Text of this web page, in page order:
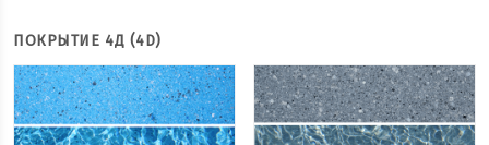
ПОКРЫТИЕ 4Д (4D)